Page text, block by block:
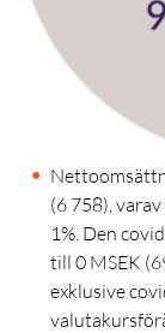
(6 758),
1%. Den
till 0 MSEK
exklusive